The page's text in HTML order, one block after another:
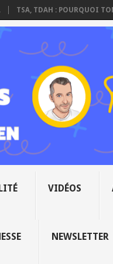
TSA, TDAH : POURQUOI
VIDÉOS
NEWSLETTER